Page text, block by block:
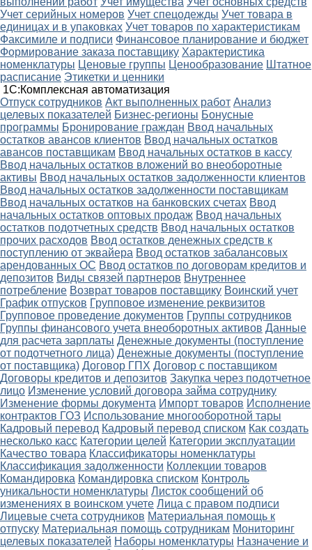
Учет серийных номеров Учет спецодежды Учет товара в
единицах и в упаковках Учет товаров по характеристикам
Факсимиле и подписи Финансовое планирование и бюджет
Формирование заказа поставщику Характеристика
номенклатуры Ценовые группы Ценообразование Штатное
расписание Этикетки и ценники
1С:Комплексная автоматизация
Oтпуск сотрудников Акт выполненных работ Анализ
целевых показателей Бизнес-регионы Бонусные
программы Бронирование граждан Ввод начальных
остатков авансов клиентов Ввод начальных остатков
авансов поставщикам Ввод начальных остатков в кассу
Ввод начальных остатков вложений во внеоборотные
активы Ввод начальных остатков задолженности клиентов
Ввод начальных остатков задолженности поставщикам
Ввод начальных остатков на банковских счетах Ввод
начальных остатков оптовых продаж Ввод начальных
остатков подотчетных средств Ввод начальных остатков
прочих расходов Ввод остатков денежных средств к
поступлению от эквайера Ввод остатков забалансовых
арендованных ОС Ввод остатков по договорам кредитов и
депозитов Виды связей партнеров Внутреннее
потребление Возврат товаров поставщику Воинский учет
График отпусков Групповое изменение реквизитов
Групповое проведение документов Группы сотрудников
Группы финансового учета внеоборотных активов Данные
для расчета зарплаты Денежные документы (поступление
от подотчетного лица) Денежные документы (поступление
от поставщика) Договор ГПХ Договор с поставщиком
Договоры кредитов и депозитов Закупка через подотчетное
лицо Изменение условий договора займа сотруднику
Изменение формы документа Импорт товаров Исполнение
контрактов ГОЗ Использование многооборотной тары
Кадровый перевод Кадровый перевод списком Как создать
несколько касс Категории целей Категории эксплуатации
Качество товара Классификаторы номенклатуры
Классификация задолженности Коллекции товаров
Командировка Командировка списком Контроль
уникальности номенклатуры Листок сообщений об
изменениях в воинском учете Лица с правом подписи
Лицевые счета сотрудников Материальная помощь к
отпуску Материальная помощь сотрудникам Мониторинг
целевых показателей Наборы номенклатуры Назначение и